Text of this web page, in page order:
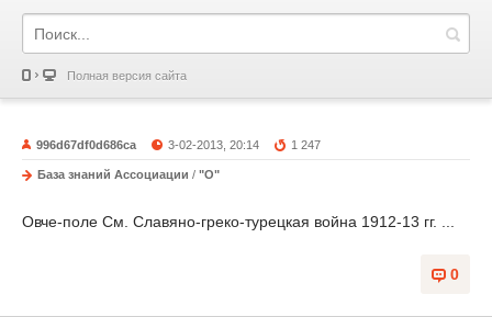
Полная версия сайта
996d67df0d686ca 3-02-2013, 20:14 1 247
База знаний Ассоциации / "О"
Овче-поле См. Славяно-греко-турецкая война 1912-13 гг. ...
0